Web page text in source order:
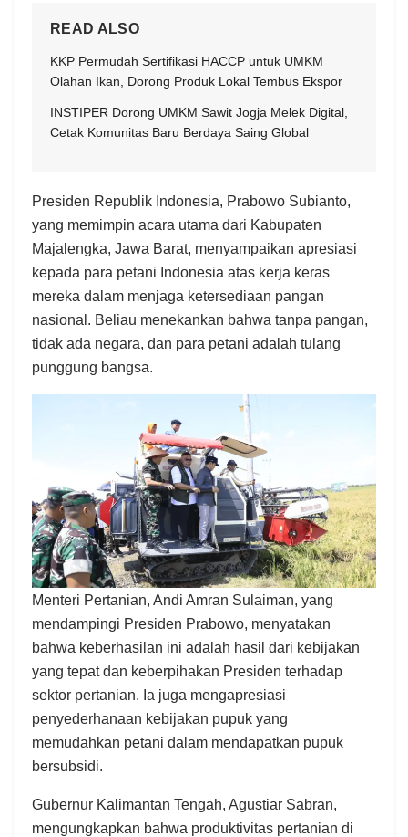
READ ALSO
KKP Permudah Sertifikasi HACCP untuk UMKM
Olahan Ikan, Dorong Produk Lokal Tembus Ekspor
INSTIPER Dorong UMKM Sawit Jogja Melek Digital,
Cetak Komunitas Baru Berdaya Saing Global
Presiden Republik Indonesia, Prabowo Subianto,
yang memimpin acara utama dari Kabupaten
Majalengka, Jawa Barat, menyampaikan apresiasi
kepada para petani Indonesia atas kerja keras
mereka dalam menjaga ketersediaan pangan
nasional. Beliau menekankan bahwa tanpa pangan,
tidak ada negara, dan para petani adalah tulang
punggung bangsa. ​
Menteri Pertanian, Andi Amran Sulaiman, yang
mendampingi Presiden Prabowo, menyatakan
bahwa keberhasilan ini adalah hasil dari kebijakan
yang tepat dan keberpihakan Presiden terhadap
sektor pertanian. Ia juga mengapresiasi
penyederhanaan kebijakan pupuk yang
memudahkan petani dalam mendapatkan pupuk
bersubsidi.
Gubernur Kalimantan Tengah, Agustiar Sabran,
mengungkapkan bahwa produktivitas pertanian di